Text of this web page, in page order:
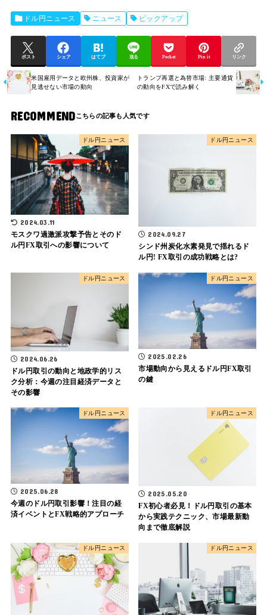
ドル円ニュース ニュース ピックアップ
ポスト シェア はてブ 送る Pocket Pin it リンク
米国雇用データと欧州株、投資家が
見逃せない市場の動向
トランプ再選と為替市場: 主要通貨
の動向をFXで読み解く
RECOMMEND
ドル円ニュース
2024.03.11
モスクワ過激派攻撃予告とそのド
ル円FX取引への影響について
ドル円ニュース
2024.09.27
シンド州炭化水素発見で揺れるド
ル円! FX取引の成功戦略とは?
ドル円ニュース
2024.06.26
ドル円取引の動向と地政学的リス
ク分析：今週の注目経済データと
その影響
ドル円ニュース
2025.02.26
市場動向から見えるドル円FX取引
の鍵
ドル円ニュース
2025.06.28
今週のドル円取引影響！注目の経
済イベントとFX戦略的アプローチ
ドル円ニュース
2025.05.20
FX初心者必見！ドル円取引の基本
から実践テクニック、市場最新動
向まで徹底解説
ドル円ニュース ドル円ニュース